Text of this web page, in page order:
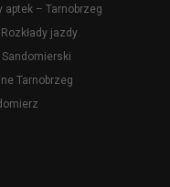
aptek – Tarnobrzeg
Rozkłady jazdy
Tarnobrzeg